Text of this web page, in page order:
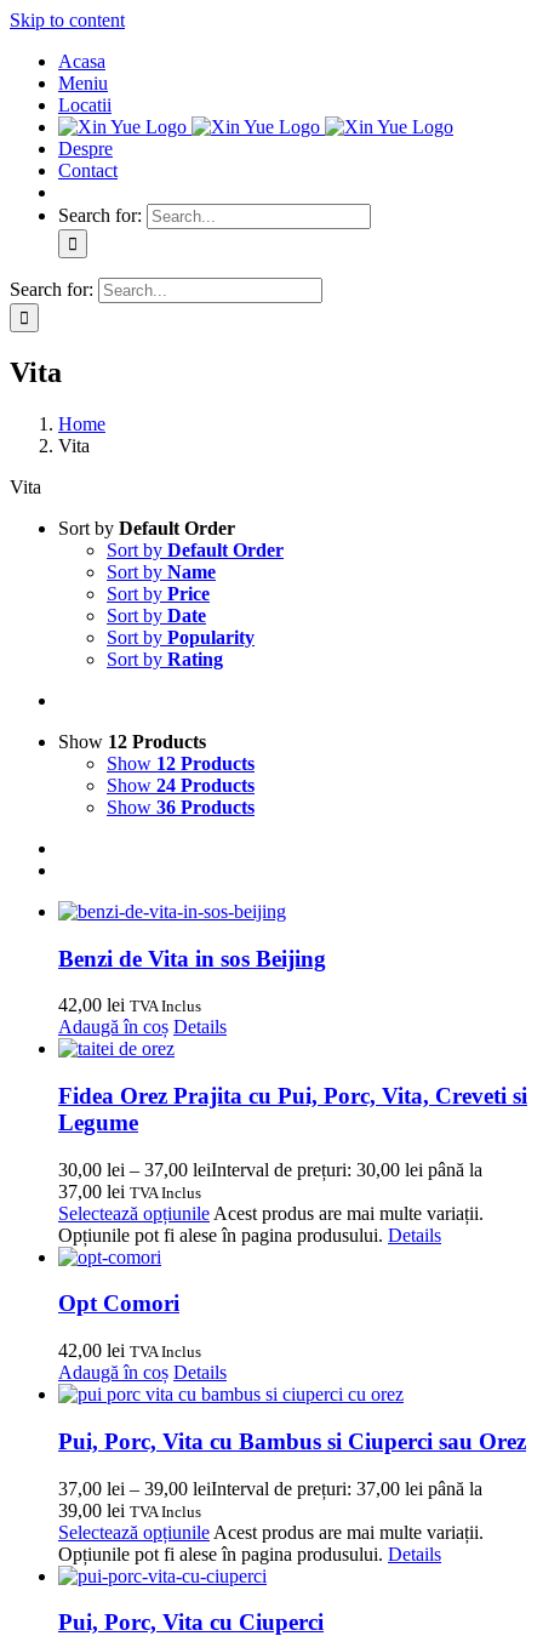
Skip to content
Acasa
Meniu
Locatii
Despre
Contact
Search for:
Search for:
Vita
Home
Vita
Vita
Sort by Default Order
Sort by Default Order
Sort by Name
Sort by Price
Sort by Date
Sort by Popularity
Sort by Rating
Show 12 Products
Show 12 Products
Show 24 Products
Show 36 Products
Benzi de Vita in sos Beijing
42,00 lei TVA Inclus
Adaugă în coș Details
Fidea Orez Prajita cu Pui, Porc, Vita, Creveti si
Legume
30,00 lei – 37,00 leiInterval de prețuri: 30,00 lei până la
37,00 lei TVA Inclus
Selectează opțiunile Acest produs are mai multe variații.
Opțiunile pot fi alese în pagina produsului. Details
Opt Comori
42,00 lei TVA Inclus
Adaugă în coș Details
Pui, Porc, Vita cu Bambus si Ciuperci sau Orez
37,00 lei – 39,00 leiInterval de prețuri: 37,00 lei până la
39,00 lei TVA Inclus
Selectează opțiunile Acest produs are mai multe variații.
Opțiunile pot fi alese în pagina produsului. Details
Pui, Porc, Vita cu Ciuperci